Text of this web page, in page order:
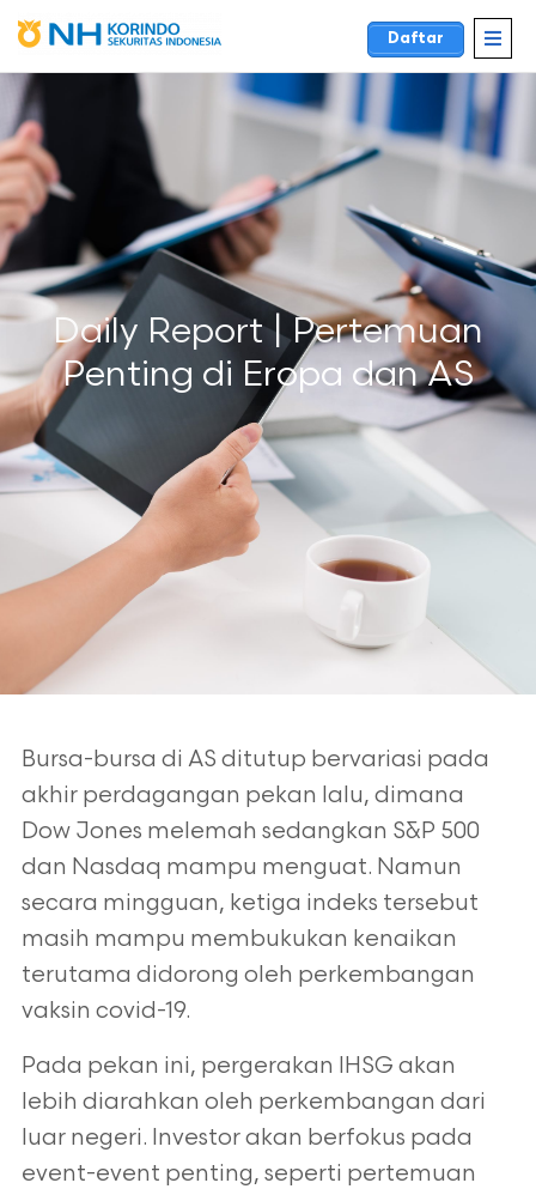
Daftar
Daily Report | Pertemuan
Penting di Eropa dan AS
Bursa-bursa di AS ditutup bervariasi pada
akhir perdagangan pekan lalu, dimana
Dow Jones melemah sedangkan S&P 500
dan Nasdaq mampu menguat. Namun
secara mingguan, ketiga indeks tersebut
masih mampu membukukan kenaikan
terutama didorong oleh perkembangan
vaksin covid-19.
Pada pekan ini, pergerakan IHSG akan
lebih diarahkan oleh perkembangan dari
luar negeri. Investor akan berfokus pada
event-event penting, seperti pertemuan